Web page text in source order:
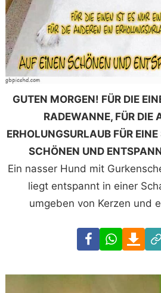
GUTEN MORGEN! FÜR DIE
RADEWANNE, FÜR DIE
ERHOLUNGSURLAUB FÜR
SCHÖNEN UND
Ein nasser Hund mit
liegt entspannt in einer
umgeben von Kerzen und
Facebook